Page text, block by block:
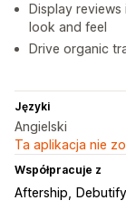
Display
look and feel
Drive organic
Języki
Angielski
Ta aplikacja nie
Współpracuje z
Aftership